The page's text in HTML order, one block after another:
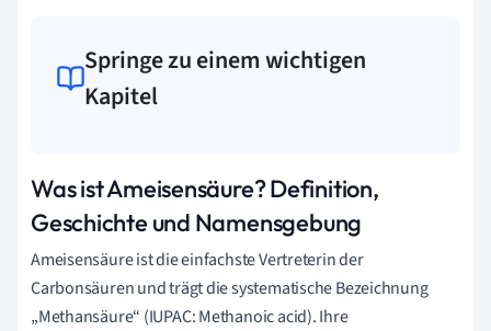
Springe zu einem wichtigen
Kapitel
Was ist Ameisensäure? Definition,
Geschichte und Namensgebung
Ameisensäure ist die einfachste Vertreterin der
Carbonsäuren und trägt die systematische Bezeichnung
„Methansäure“ (IUPAC: Methanoic acid). Ihre